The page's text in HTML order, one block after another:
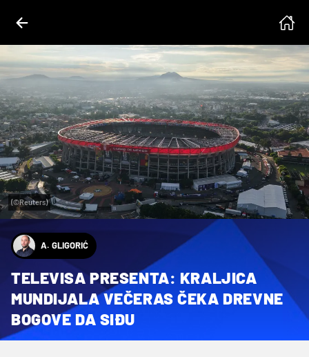
(©Reuters)
A. GLIGORIĆ
TELEVISA PRESENTA: KRALJICA
MUNDIJALA VEČERAS ČEKA DREVNE
BOGOVE DA SIĐU